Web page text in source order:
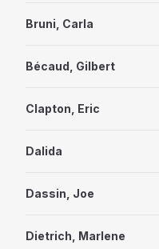
Bruni, Carla
Bécaud, Gilbert
Clapton, Eric
Dalida
Dassin, Joe
Dietrich, Marlene